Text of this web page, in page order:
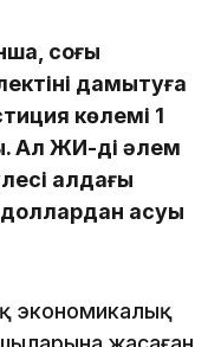
соңғы
дамытуға
көлемі 1
Ал ЖИ-дің әлем
алдағы
асуы
экономикалық